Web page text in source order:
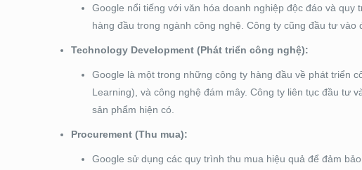
Google nổi tiếng với văn hóa doanh nghiệp độc đáo và
hàng đầu trong ngành công nghệ. Công ty cũng đầu tư
Technology Development (Phát triển công nghệ):
Google là một trong những công ty hàng đầu về phát triển
Learning), và công nghệ đám mây. Công ty liên tục đầu tư
sản phẩm hiện có.
Procurement (Thu mua):
Google sử dụng các quy trình thu mua hiệu quả để đảm